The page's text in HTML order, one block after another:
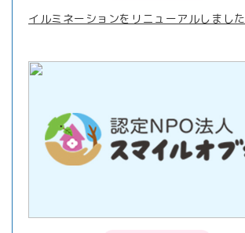
イルミネーションをリニューアルしました